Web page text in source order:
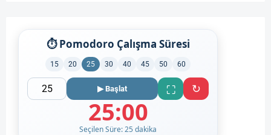
⏱ Pomodoro Çalışma Süresi
15 20 25 30 40 45 50 60
▶ Başlat ⛶ ↻
25:00
Seçilen Süre: 25 dakika